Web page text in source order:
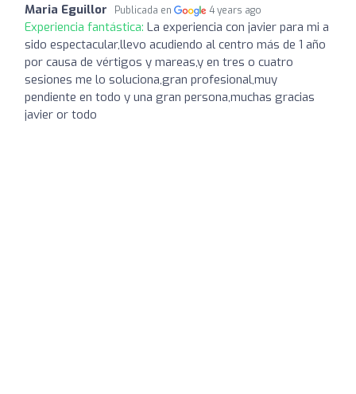
Maria Eguillor Publicada en 4 years ago
Experiencia fantástica: La experiencia con javier para mi a
sido espectacular,llevo acudiendo al centro más de 1 año
por causa de vértigos y mareas,y en tres o cuatro
sesiones me lo soluciona,gran profesional,muy
pendiente en todo y una gran persona,muchas gracias
javier or todo